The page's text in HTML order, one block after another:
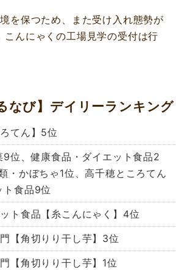
を保つため、また受け入れ態勢が
こんにゃくの工場見学の受付は行
なび】デイリーランキング
てん】5位
位、健康食品・ダイエット食品2
・かぼちゃ1位、高千穂ところてん
ト食品9位
ト食品【糸こんにゃく】4位
【角切りり干し芋】3位
【角切りり干し芋】1位